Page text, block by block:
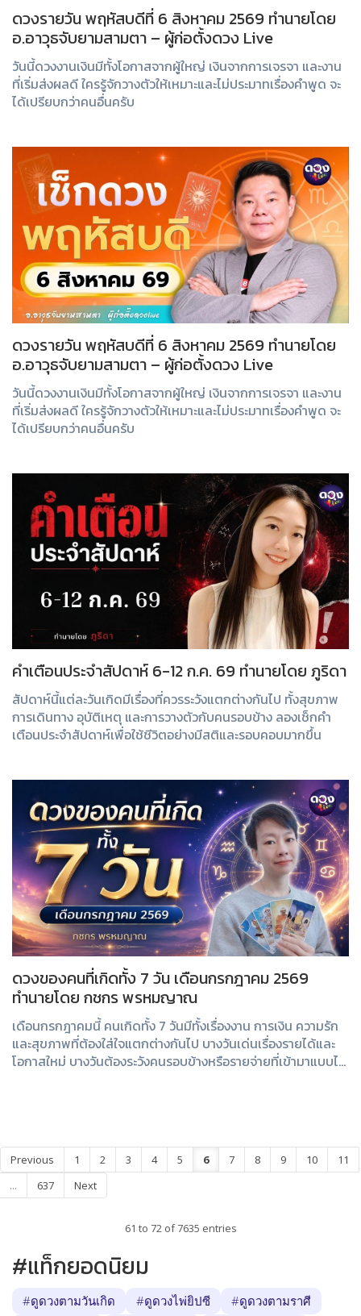
ดวงรายวัน พฤหัสบดีที่ 6 สิงหาคม 2569 ทำนายโดย
อ.อาวุธจับยามสามตา – ผู้ก่อตั้งดวง Live
วันนี้ดวงงานเงินมีทั้งโอกาสจากผู้ใหญ่ เงินจากการเจรจา และงาน
ที่เริ่มส่งผลดี ใครรู้จักวางตัวให้เหมาะและไม่ประมาทเรื่องคำพูด จะ
ได้เปรียบกว่าคนอื่นครับ
ดวงรายวัน พฤหัสบดีที่ 6 สิงหาคม 2569 ทำนายโดย
อ.อาวุธจับยามสามตา – ผู้ก่อตั้งดวง Live
วันนี้ดวงงานเงินมีทั้งโอกาสจากผู้ใหญ่ เงินจากการเจรจา และงาน
ที่เริ่มส่งผลดี ใครรู้จักวางตัวให้เหมาะและไม่ประมาทเรื่องคำพูด จะ
ได้เปรียบกว่าคนอื่นครับ
คำเตือนประจำสัปดาห์ 6-12 ก.ค. 69 ทำนายโดย ภูริดา
สัปดาห์นี้แต่ละวันเกิดมีเรื่องที่ควรระวังแตกต่างกันไป ทั้งสุขภาพ
การเดินทาง อุบัติเหตุ และการวางตัวกับคนรอบข้าง ลองเช็กคำ
เตือนประจำสัปดาห์เพื่อใช้ชีวิตอย่างมีสติและรอบคอบมากขึ้น
ดวงของคนที่เกิดทั้ง 7 วัน เดือนกรกฎาคม 2569
ทำนายโดย กชกร พรหมญาณ
เดือนกรกฎาคมนี้ คนเกิดทั้ง 7 วันมีทั้งเรื่องงาน การเงิน ความรัก
และสุขภาพที่ต้องใส่ใจแตกต่างกันไป บางวันเด่นเรื่องรายได้และ
โอกาสใหม่ บางวันต้องระวังคนรอบข้างหรือรายจ่ายที่เข้ามาแบบไม่
Previous 1 2 3 4 5 6 7 8 9 10
11
...
637 Next
61 to 72 of 7635 entries
#แท็กยอดนิยม
#ดูดวงตามวันเกิด #ดูดวงไพ่ยิปซี #ดูดวงตามราศี